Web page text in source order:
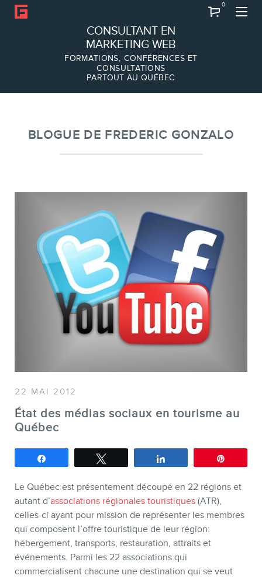
CONSULTANT EN
MARKETING WEB
FORMATIONS, CONFÉRENCES ET
CONSULTATIONS
PARTOUT AU QUÉBEC
0
À PROPOS
Équipe
SERVICES
groupe
Audits web (SEO) et IA (GEO)
Ebooks
BLOGUE DE FREDERIC GONZALO
22 MAI 2012
État des médias sociaux en tourisme au
Québec
Le Québec est présentement découpé en 22 régions et
autant d’associations régionales touristiques (ATR),
celles-ci ayant pour mission de représenter les membres
qui composent l’offre touristique de leur région:
hébergement, transports, restauration, attraits et
événements. Parmi les 22 associations qui
commercialisent chacune une destination qui se veut